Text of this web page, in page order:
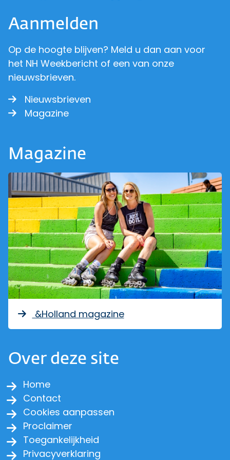
Aanmelden
Op de hoogte blijven? Meld u dan aan voor
het NH Weekbericht of een van onze
nieuwsbrieven.
Nieuwsbrieven
Magazine
Magazine
&Holland magazine
Over deze site
Home
Contact
Cookies aanpassen
Proclaimer
Toegankelijkheid
Privacyverklaring